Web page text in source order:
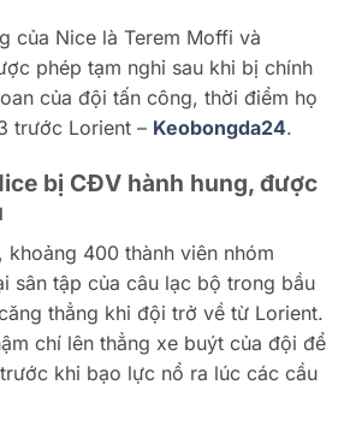
của Nice là Terem Moffi và
phép tạm nghỉ sau khi bị chính
của đội tấn công, thời điểm họ
trước Lorient – Keobongda24.
bị CĐV hành hung, được
khoảng 400 thành viên nhóm
sân tập của câu lạc bộ trong bầu
thẳng khi đội trở về từ Lorient.
chí lên thẳng xe buýt của đội để
khi bạo lực nổ ra lúc các cầu